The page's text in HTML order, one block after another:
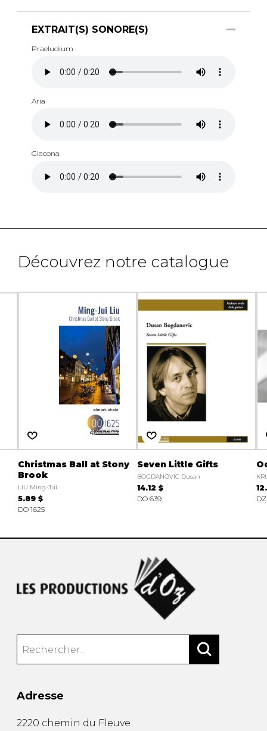
EXTRAIT(S) SONORE(S)
Praeludium
Aria
Giacona
Découvrez notre catalogue
Christmas Ball at Stony
Brook
LIU Ming-Jui
5.89 $
DO 1625
Seven Little Gifts
BOGDANOVIC Dusan
14.12 $
DO 639
Adresse
2220 chemin du Fleuve